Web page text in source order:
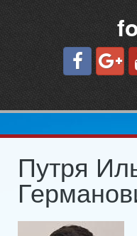
«Футбол — вся жизнь
Сезон 1973 г.
Путря